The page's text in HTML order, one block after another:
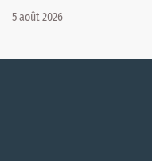
5 août 2026